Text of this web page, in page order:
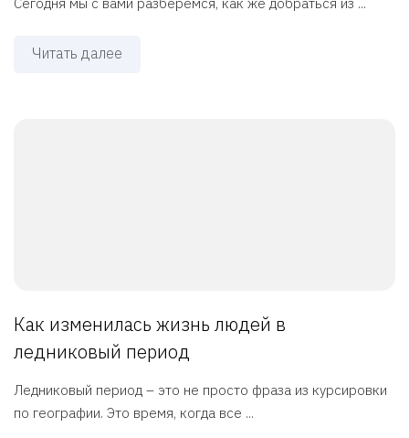
Сегодня мы с вами разберёмся, как же добраться из ...
Читать далее
Как изменилась жизнь людей в
ледниковый период
Ледниковый период – это не просто фраза из курсировки
по географии. Это время, когда все ...